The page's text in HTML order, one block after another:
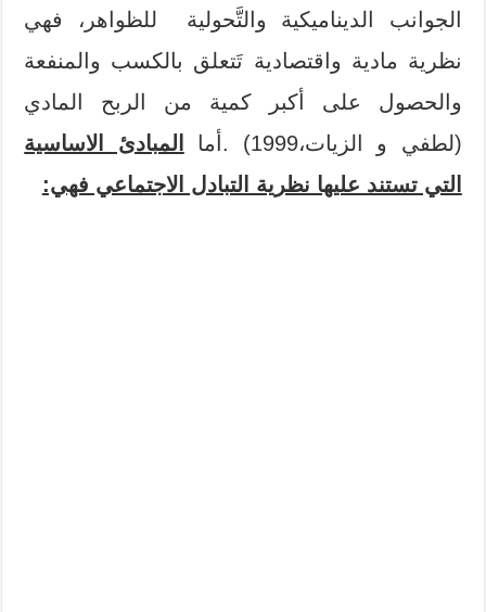
الجوانب الديناميكية والتَّحولية للظواهر، فهي
نظرية مادية واقتصادية تَتعلق بالكسب والمنفعة
والحصول على أكبر كمية من الربح المادي
(لطفي و الزيات،1999) .أما
المبادئ الاساسية
التي تستند عليها نظرية التبادل الاجتماعي فهي: